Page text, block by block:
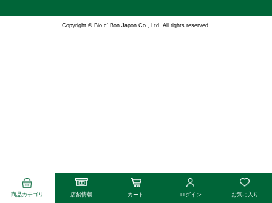
商品カテゴリ 店舗情報 カート ログイン お気に入り
Copyright © Bio c’ Bon Japon Co., Ltd. All rights reserved.